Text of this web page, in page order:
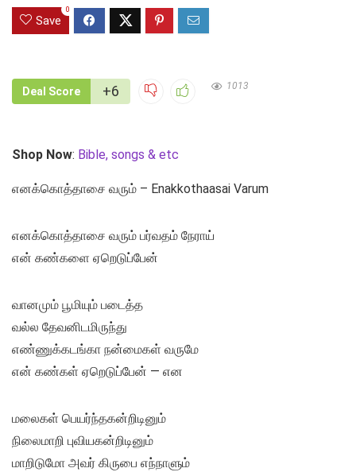
Save
0
Deal Score +6 1013
Shop Now: Bible, songs & etc
எனக்கொத்தாசை வரும் – Enakkothaasai Varum
எனக்கொத்தாசை வரும் பர்வதம் நேராய்
என் கண்களை ஏறெடுப்பேன்
வானமும் பூமியும் படைத்த
வல்ல தேவனிடமிருந்து
எண்ணுக்கடங்கா நன்மைகள் வருமே
என் கண்கள் ஏறெடுப்பேன் — என
மலைகள் பெயர்ந்தகன்றிடினும்
நிலைமாறி புவியகன்றிடினும்
மாறிடுமோ அவர் கிருபை எந்நாளும்